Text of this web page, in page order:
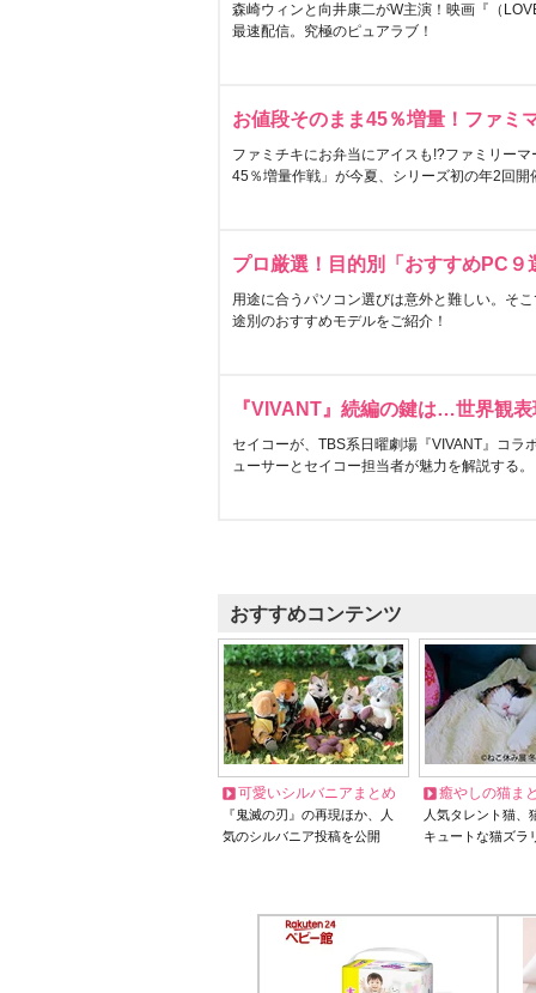
森崎ウィンと向井康二がW主演！映画『（
最速配信。究極のピュアラブ！
お値段そのまま45％増量！ファミ
ファミチキにお弁当にアイスも!?ファミリー
45％増量作戦」が今夏、シリーズ初の年2回開
プロ厳選！目的別「おすすめPC９
用途に合うパソコン選びは意外と難しい。そ
途別のおすすめモデルをご紹介！
『VIVANT』続編の鍵は…世界観
セイコーが、TBS系日曜劇場『VIVANT』コラ
ューサーとセイコー担当者が魅力を解説する。
おすすめコンテンツ
可愛いシルバニアまとめ
『鬼滅の刃』の再現ほか、人
気のシルバニア投稿を公開
癒やしの猫ま
人気タレント猫
キュートな猫ズラ